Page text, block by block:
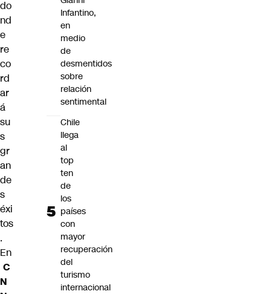
do
nd
e
re
co
rd
ar
á
su
s
gr
an
de
s
éxi
tos
.
En
C
N
Infantino,
en
medio
de
desmentidos
sobre
relación
sentimental
Chile
llega
al
top
ten
de
los
países
con
mayor
recuperación
del
turismo
internacional